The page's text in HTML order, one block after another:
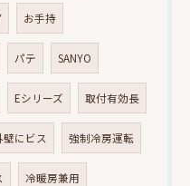
お手持
パテ SANYO
Eシリーズ 取付有効長
壁にビス 強制冷房運転
冷暖房兼用